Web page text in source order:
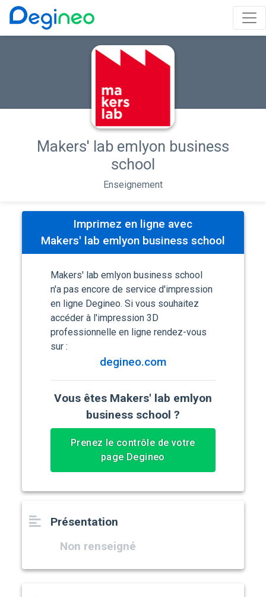
Makers' lab emlyon business
school
Enseignement
Présentation
Non renseigné
Imprimez en ligne avec
Makers' lab emlyon business school
Makers' lab emlyon business school
n'a pas encore de service d'impression
en ligne Degineo. Si vous souhaitez
accéder à l'impression 3D
professionnelle en ligne rendez-vous
sur :
degineo.com
Vous êtes Makers' lab emlyon
business school ?
Prenez le contrôle de votre
page Degineo